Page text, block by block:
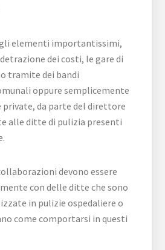
elementi importantissimi,
dei costi, le gare di
tramite dei bandi
oppure semplicemente
private, da parte del direttore
alle ditte di pulizia presenti
devono essere
con delle ditte che sono
in pulizie ospedaliere o
come comportarsi in questi